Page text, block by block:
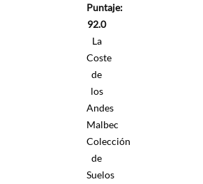
de
Puntaje:
92.0
La
Coste
de
los
Andes
Malbec
Colección
de
Suelos